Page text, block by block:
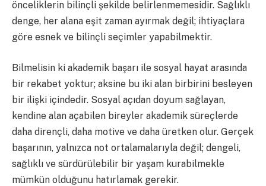
önceliklerin bilinçli şekilde belirlenmemesidir. Sağlıklı
denge, her alana eşit zaman ayırmak değil; ihtiyaçlara
göre esnek ve bilinçli seçimler yapabilmektir.
Bilmelisin ki akademik başarı ile sosyal hayat arasında
bir rekabet yoktur; aksine bu iki alan birbirini besleyen
bir ilişki içindedir. Sosyal açıdan doyum sağlayan,
kendine alan açabilen bireyler akademik süreçlerde
daha dirençli, daha motive ve daha üretken olur. Gerçek
başarının, yalnızca not ortalamalarıyla değil; dengeli,
sağlıklı ve sürdürülebilir bir yaşam kurabilmekle
mümkün olduğunu hatırlamak gerekir.